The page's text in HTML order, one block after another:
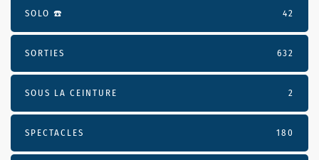
SOLO ☎️ 42
SORTIES 632
SOUS LA CEINTURE 2
SPECTACLES 180